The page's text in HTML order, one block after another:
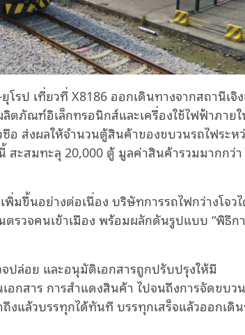
ป เที่ยวที่ X8186 ออกเดินทางจากสถานีเจิง
ตภัณฑ์อิเล็กทรอนิกส์และเครื่องใช้ไฟฟ้าภาย
ส่งผลให้จำนวนตู้สินค้าของขบวนรถไฟระห
สะสมทะลุ 20,000 ตู้ มูลค่าสินค้ารวมมากกว่า
มขึ้นอย่างต่อเนื่อง บริษัทการรถไฟกว่างโจว
รวจคนเข้าเมือง พร้อมผลักดันรูปแบบ “พิธีก
ปล่อย และอนุมัติเอกสารถูกปรับปรุงให้มี
กสาร การสำแดงสินค้า ไปจนถึงการจัดขบว
งแล้วบรรทุกได้ทันที บรรทุกเสร็จแล้วออกเดิ